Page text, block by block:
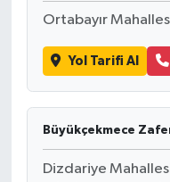
Ortabayır
Yol Tarifi Al
Büyükçekmece
Dizdariye